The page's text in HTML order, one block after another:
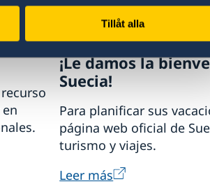
Tillåt alla
¡Le damos la
Suecia!
Para planificar sus
página web oficial de
turismo y viajes.
Leer más